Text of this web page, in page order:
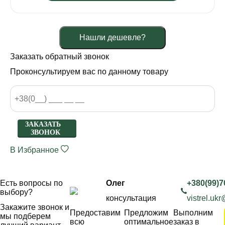
Нашли дешевле?
Заказать обратный звонок
Проконсультируем вас по данному товару
ЗАКАЗАТЬ
ЗВОНОК
В Избранное
Есть вопросы по
выбору?
Закажите звонок и
мы подберем
Олег
консультация
Предоставим
всю
Предложим
оптимальное
Выполним
заказ в